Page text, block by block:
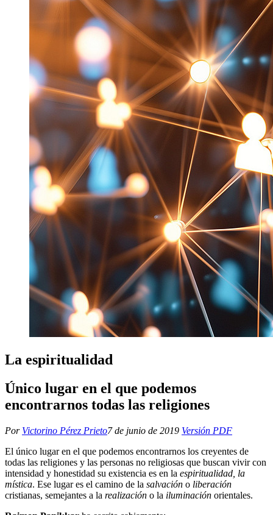
La espiritualidad
Único lugar en el que podemos
encontrarnos todas las religiones
Por Victorino Pérez Prieto7 de junio de 2019 Versión PDF
El único lugar en el que podemos encontrarnos los creyentes de
todas las religiones y las personas no religiosas que buscan vivir con
intensidad y honestidad su existencia es en la espiritualidad, la
mística. Ese lugar es el camino de la salvación o liberación
cristianas, semejantes a la realización o la iluminación orientales.